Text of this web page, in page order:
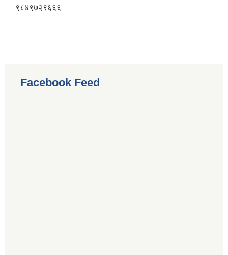
९८४९७२९६६६
Facebook Feed